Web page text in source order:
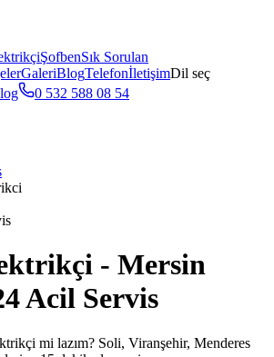
ŞofbenSık Sorulan
GaleriBlogTelefonİletişimDil seç
0 532 588 08 54
- Mersin
Acil Servis
mi lazım? Soli, Viranşehir, Menderes